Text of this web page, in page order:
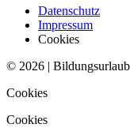
Datenschutz
Impressum
Cookies
© 2026 |
Cookies
Cookies